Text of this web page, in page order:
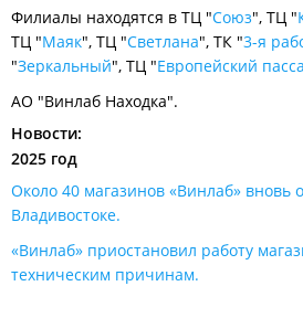
Филиалы находятся в ТЦ "Союз", ТЦ "
ТЦ "Маяк", ТЦ "Светлана", ТК "3-я
"Зеркальный", ТЦ "Европейский
АО "Винлаб Находка".
Новости:
2025 год
Около 40 магазинов «Винлаб» вновь
Владивостоке.
«Винлаб» приостановил работу
техническим причинам.